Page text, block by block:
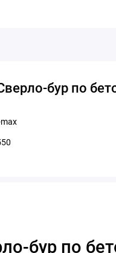
бур по
max
бур по